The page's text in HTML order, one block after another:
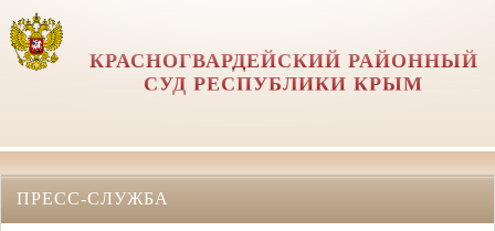
КРАСНОГВАРДЕЙСКИЙ РАЙОННЫЙ
СУД РЕСПУБЛИКИ КРЫМ
ПРЕСС-СЛУЖБА